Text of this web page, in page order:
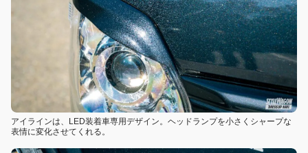
アイラインは、LED装着車専用デザイン。ヘッドランプを小さくシャープな
表情に変化させてくれる。